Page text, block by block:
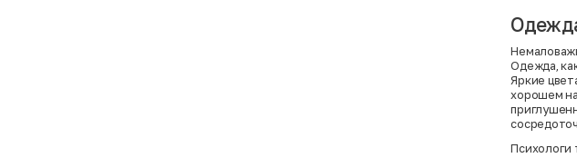
Одежда,
Яркие
хорошем
Психологи